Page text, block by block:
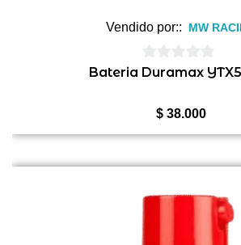
Vendido por:: MW
0
Bateria Duramax
$ 38.000